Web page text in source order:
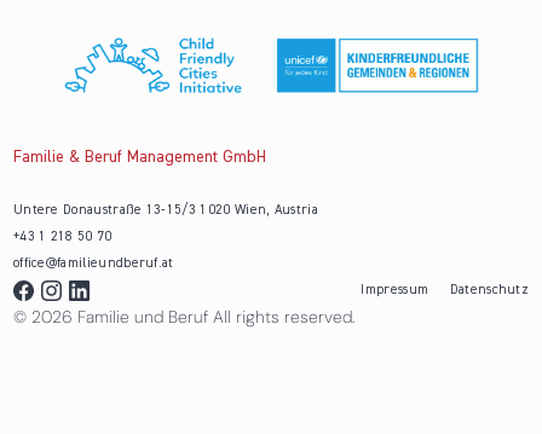
Familie & Beruf Management GmbH
Untere Donaustraße 13-15/3 1020 Wien, Austria
+43 1 218 50 70
office@familieundberuf.at
Impressum
Datenschutz
© 2026 Familie und Beruf All rights reserved.